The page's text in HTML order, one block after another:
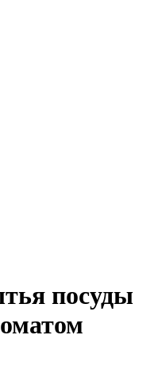
посуды